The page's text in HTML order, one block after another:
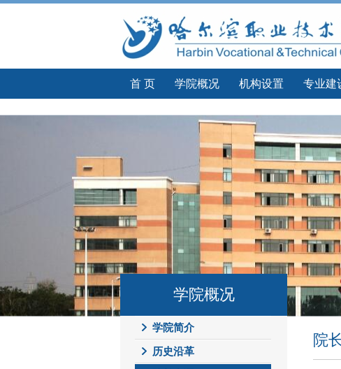
今年会
首 页 学院概况 机构设置 专业建
学院概况
学院简介
历史沿革
院